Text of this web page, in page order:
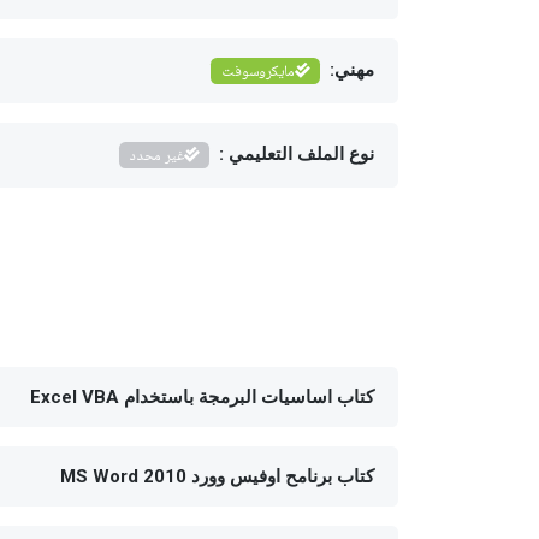
مهني: مايكروسوفت
نوع الملف التعليمي : غير محدد
كتاب اساسيات البرمجة باستخدام Excel VBA
كتاب برنامح اوفيس وورد 2010 MS Word